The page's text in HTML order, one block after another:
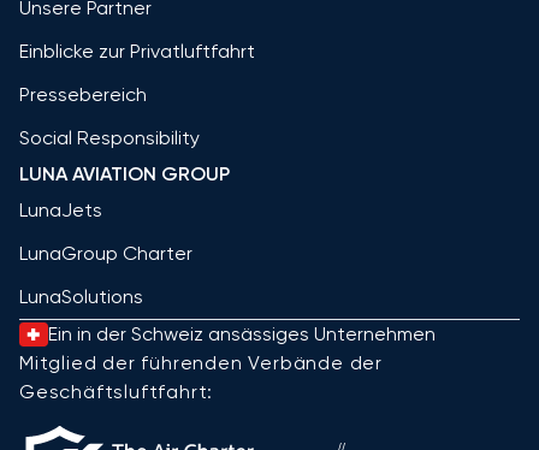
Unsere Partner
Einblicke zur Privatluftfahrt
Pressebereich
Social Responsibility
LUNA AVIATION GROUP
LunaJets
LunaGroup Charter
LunaSolutions
Ein in der Schweiz ansässiges Unternehmen
Mitglied der führenden Verbände der
Geschäftsluftfahrt: